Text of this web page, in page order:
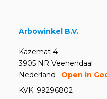
Arbowinkel B.V.
Kazemat 4
3905 NR Veenendaal
Nederland
Open in
KVK: 99296802